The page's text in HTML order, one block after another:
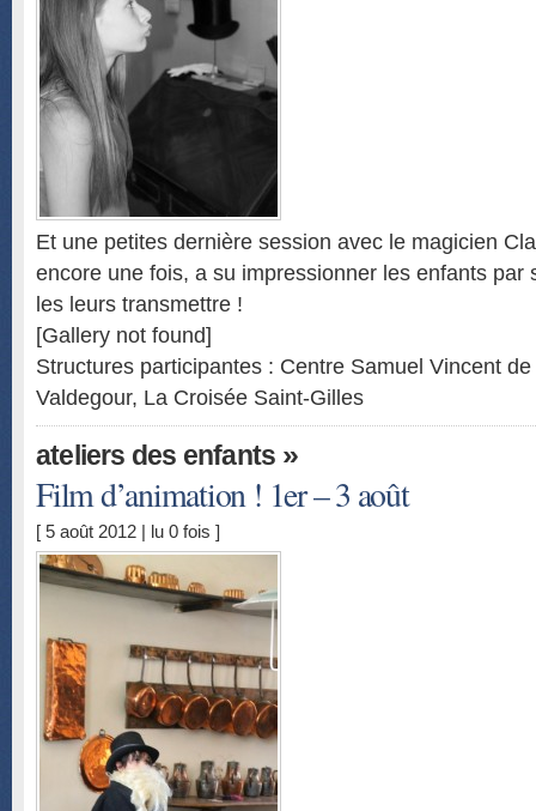
Et une petites dernière session avec le magicien
encore une fois, a su impressionner les enfants par
les leurs transmettre !
[Gallery not found]
Structures participantes : Centre Samuel Vincent
Valdegour, La Croisée Saint-Gilles
ateliers des enfants »
Film d’animation ! 1er – 3 août
[ 5 août 2012 | lu 0 fois ]